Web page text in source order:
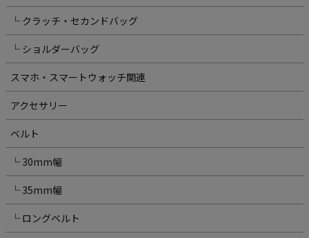
└ クラッチ・セカンドバッグ
└ ショルダーバッグ
スマホ・スマートウォッチ関連
アクセサリー
ベルト
└ 30mm幅
└ 35mm幅
└ ロングベルト